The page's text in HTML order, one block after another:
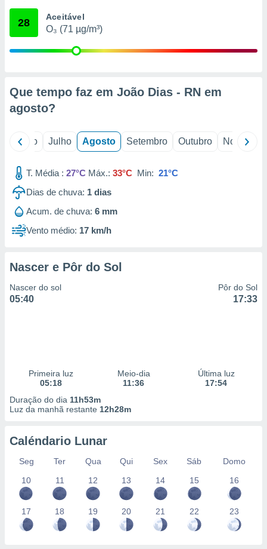
através
1199
28 Aceitável
O₃ (71 µg/m³)
Que tempo faz em João Dias - RN em
agosto?
Junho Julho Agosto Setembro Outubro Novembro
T. Média : 27°C Máx.: 33°C Min: 21°C
Dias de chuva: 1 dias
Acum. de chuva: 6 mm
Vento médio: 17 km/h
Nascer e Pôr do Sol
Nascer do sol
05:40
Pôr do Sol
17:33
Primeira luz
05:18
Meio-dia
11:36
Última luz
17:54
Duração do dia 11h53m
Luz da manhã restante 12h28m
Caléndario Lunar
Seg Ter Qua Qui Sex Sáb
Domo
10
11 12 13 14 15 16
17 18 19 20 21 22 23